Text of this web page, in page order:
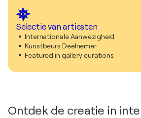
Selectie van artiesten
Internationale Aanwezigheid
Kunstbeurs Deelnemer
Featured in gallery curations
Ontdek de creatie in